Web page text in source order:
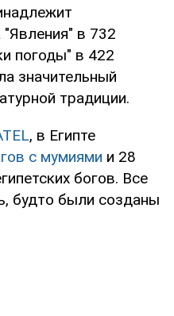
в 732
погоды" в 422
значительный
традиции.
, в Египте
с мумиями и 28
богов. Все
будто были созданы